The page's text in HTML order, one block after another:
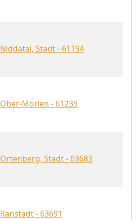
Niddatal, Stadt - 61194
Ober-Mörlen - 61239
Ortenberg, Stadt - 63683
Ranstadt - 63691